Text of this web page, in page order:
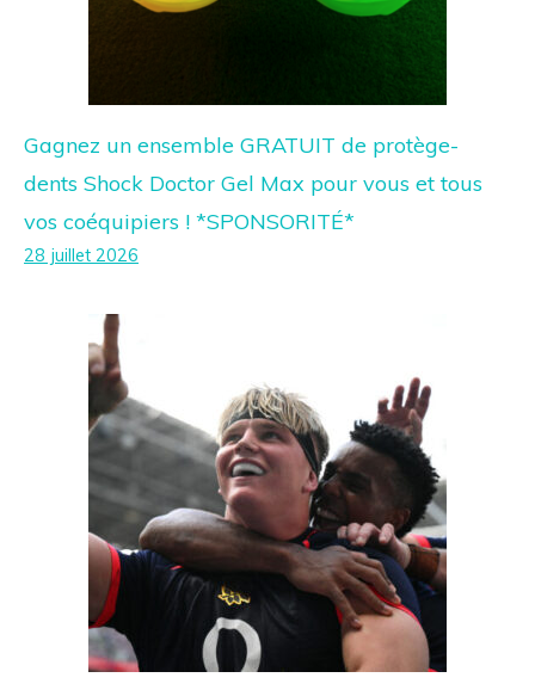
Gagnez un ensemble GRATUIT de protège-
dents Shock Doctor Gel Max pour vous et tous
vos coéquipiers ! *SPONSORITÉ*
28 juillet 2026